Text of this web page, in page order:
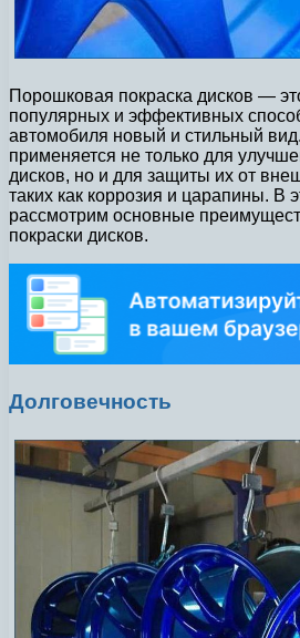
Порошковая покраска дисков —
популярных и эффективных
автомобиля новый и стильный
применяется не только для
дисков, но и для защиты их от
таких как коррозия и царапины. В
рассмотрим основные
покраски дисков.
Долговечность